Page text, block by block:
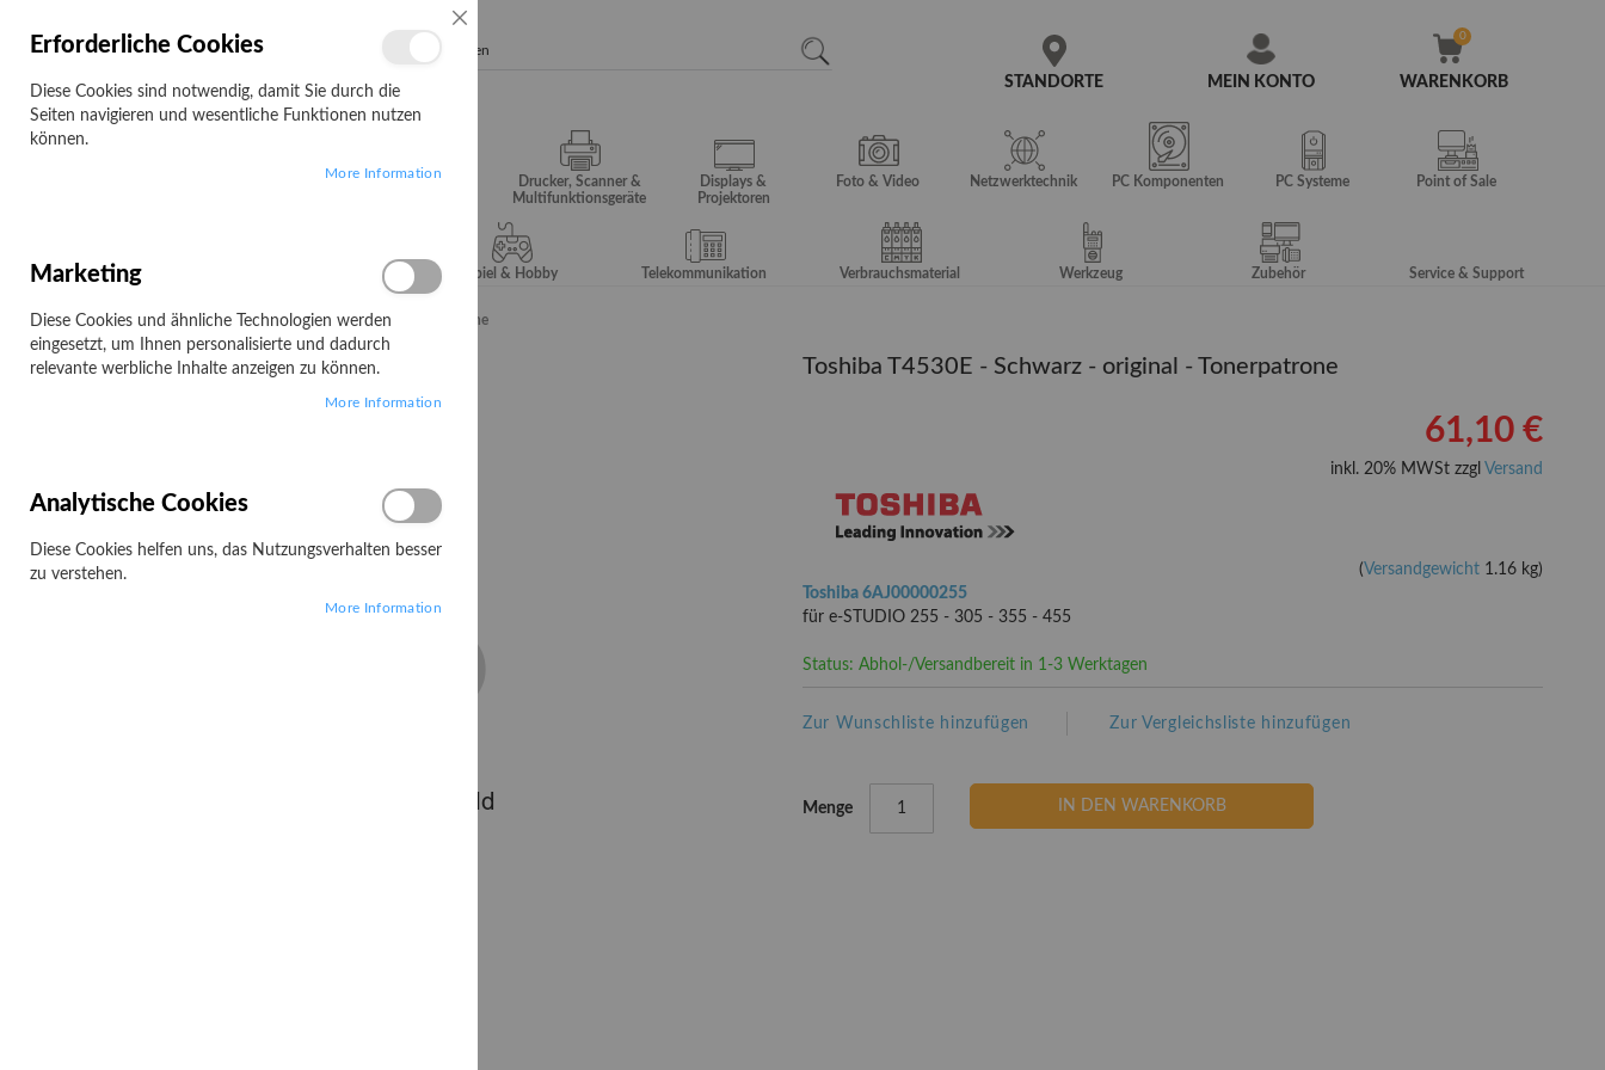
MEIN KONTO
STANDORTE WARENKORB
Campus
Drucker, Scanner &
Multifunktionsgeräte
Displays &
Projektoren
Foto & Video Netzwerktechnik PC Komponenten PC Systeme Point of Sale
Server & Storage Spiel & Hobby Telekommunikation Verbrauchsmaterial Werkzeug Zubehör Service & Support
Startseite Toshiba T4530E - Schwarz - original - Tonerpatrone
Toshiba T4530E - Schwarz - original - Tonerpatrone
61,10 €
inkl. 20% MWSt zzgl Versand
(Versandgewicht 1.16 kg)
Toshiba 6AJ00000255
für e-STUDIO 255 - 305 - 355 - 455
Status: Abhol-/Versandbereit in 1-3 Werktagen
Menge IN DEN WARENKORB
Zur Wunschliste hinzufügen Zur Vergleichsliste hinzufügen
Zum
Erforderliche Cookies
Diese Cookies sind notwendig, damit Sie durch die
Seiten navigieren und wesentliche Funktionen nutzen
können.
More Information
Marketing
Diese Cookies und ähnliche Technologien werden
eingesetzt, um Ihnen personalisierte und dadurch
relevante werbliche Inhalte anzeigen zu können.
More Information
Analytische Cookies
Diese Cookies helfen uns, das Nutzungsverhalten besser
zu verstehen.
More Information